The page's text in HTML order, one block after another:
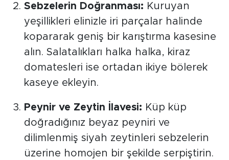
Sebzelerin Doğranması: Kuruyan
yeşillikleri elinizle iri parçalar halinde
kopararak geniş bir karıştırma kasesine
alın. Salatalıkları halka halka, kiraz
domatesleri ise ortadan ikiye bölerek
kaseye ekleyin.
Peynir ve Zeytin İlavesi: Küp küp
doğradığınız beyaz peyniri ve
dilimlenmiş siyah zeytinleri sebzelerin
üzerine homojen bir şekilde serpiştirin.